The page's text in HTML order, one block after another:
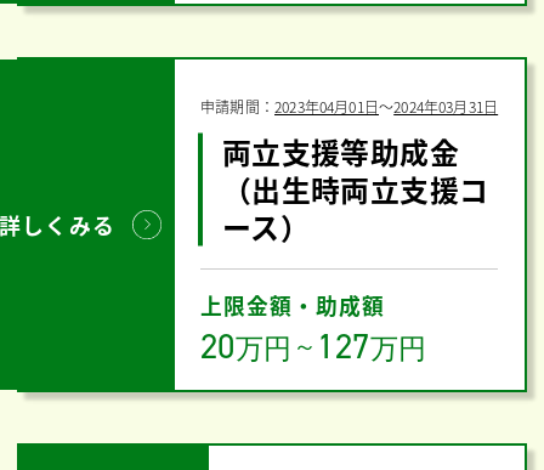
詳しくみる
申請期間：2023年04月01日〜2024年03月31日
両立支援等助成金
（出生時両立支援コ
ース）
上限金額・助成額
20万円 ～ 127万円